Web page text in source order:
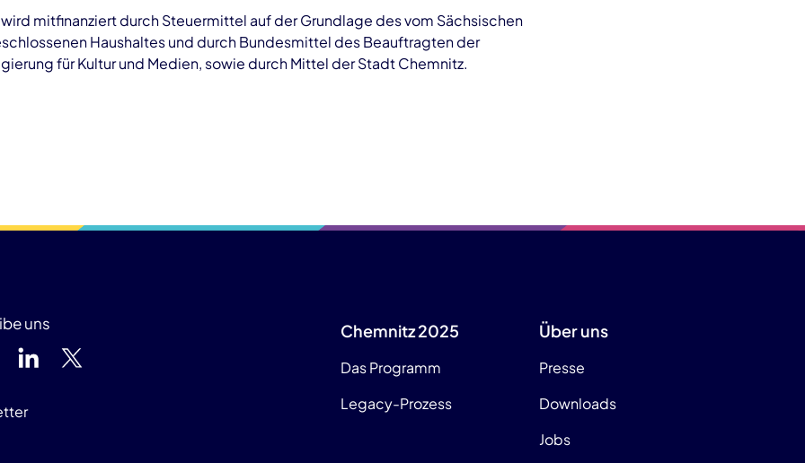
mitfinanziert durch Steuermittel auf der Grundlage des vom Sächsischen
Haushaltes und durch Bundesmittel des Beauftragten der
für Kultur und Medien, sowie durch Mittel der Stadt Chemnitz.
uns Chemnitz 2025
Das Programm
Legacy-Prozess
Über uns
Presse
Downloads
Jobs